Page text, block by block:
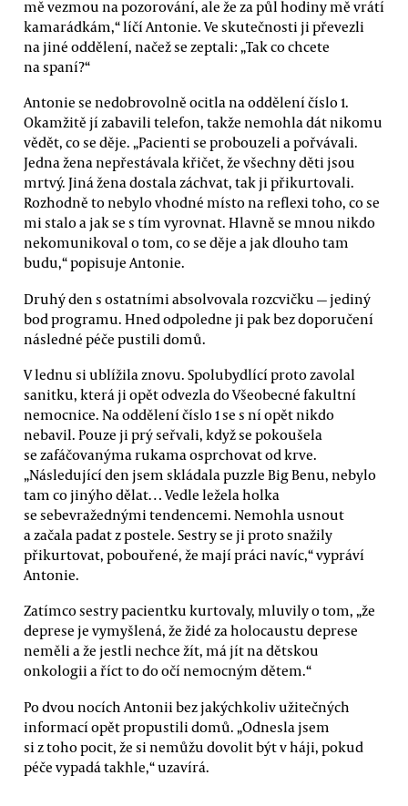
mě vezmou na pozorování, ale že za půl hodiny mě vrátí
kamarádkám,“ líčí Antonie. Ve skutečnosti ji převezli
na jiné oddělení, načež se zeptali: „Tak co chcete
na spaní?“
Antonie se nedobrovolně ocitla na oddělení číslo 1.
Okamžitě jí zabavili telefon, takže nemohla dát nikomu
vědět, co se děje. „Pacienti se probouzeli a pořvávali.
Jedna žena nepřestávala křičet, že všechny děti jsou
mrtvý. Jiná žena dostala záchvat, tak ji přikurtovali.
Rozhodně to nebylo vhodné místo na reflexi toho, co se
mi stalo a jak se s tím vyrovnat. Hlavně se mnou nikdo
nekomunikoval o tom, co se děje a jak dlouho tam
budu,“ popisuje Antonie.
Druhý den s ostatními absolvovala rozcvičku — jediný
bod programu. Hned odpoledne ji pak bez doporučení
následné péče pustili domů.
V lednu si ublížila znovu. Spolubydlící proto zavolal
sanitku, která ji opět odvezla do Všeobecné fakultní
nemocnice. Na oddělení číslo 1 se s ní opět nikdo
nebavil. Pouze ji prý seřvali, když se pokoušela
se zafáčovanýma rukama osprchovat od krve.
„Následující den jsem skládala puzzle Big Benu, nebylo
tam co jinýho dělat… Vedle ležela holka
se sebevražednými tendencemi. Nemohla usnout
a začala padat z postele. Sestry se ji proto snažily
přikurtovat, pobouřené, že mají práci navíc,“ vypráví
Antonie.
Zatímco sestry pacientku kurtovaly, mluvily o tom, „že
deprese je vymyšlená, že židé za holocaustu deprese
neměli a že jestli nechce žít, má jít na dětskou
onkologii a říct to do očí nemocným dětem.“
Po dvou nocích Antonii bez jakýchkoliv užitečných
informací opět propustili domů. „Odnesla jsem
si z toho pocit, že si nemůžu dovolit být v háji, pokud
péče vypadá takhle,“ uzavírá.